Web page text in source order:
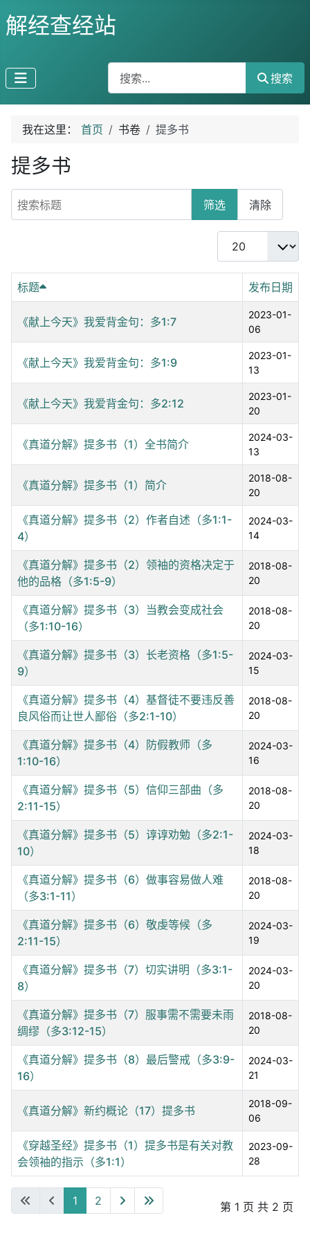
解经查经站
搜索
搜索
我在这里： 首页 书卷 提多书
提多书
搜索标题
筛选 清除
每页显示条数
标题 发布日期
《献上今天》我爱背金句：多1:7
2023-01-
06
《献上今天》我爱背金句：多1:9
2023-01-
13
《献上今天》我爱背金句：多2:12
2023-01-
20
《真道分解》提多书（1）全书简介
2024-03-
13
《真道分解》提多书（1）简介
2018-08-
20
《真道分解》提多书（2）作者自述（多1:1-
4）
2024-03-
14
《真道分解》提多书（2）领袖的资格决定于
他的品格（多1:5-9）
2018-08-
20
《真道分解》提多书（3）当教会变成社会
（多1:10-16）
2018-08-
20
《真道分解》提多书（3）长老资格（多1:5-
9）
2024-03-
15
《真道分解》提多书（4）基督徒不要违反善
良风俗而让世人鄙俗（多2:1-10）
2018-08-
20
《真道分解》提多书（4）防假教师（多
1:10-16）
2024-03-
16
《真道分解》提多书（5）信仰三部曲（多
2:11-15）
2018-08-
20
《真道分解》提多书（5）谆谆劝勉（多2:1-
10）
2024-03-
18
《真道分解》提多书（6）做事容易做人难
（多3:1-11）
2018-08-
20
《真道分解》提多书（6）敬虔等候（多
2:11-15）
2024-03-
19
《真道分解》提多书（7）切实讲明（多3:1-
8）
2024-03-
20
《真道分解》提多书（7）服事需不需要未雨
绸缪（多3:12-15）
2018-08-
20
《真道分解》提多书（8）最后警戒（多3:9-
16）
2024-03-
21
《真道分解》新约概论（17）提多书
2018-09-
06
《穿越圣经》提多书（1）提多书是有关对教
会领袖的指示（多1:1）
2023-09-
28
第 1 页 共 2 页
1 2